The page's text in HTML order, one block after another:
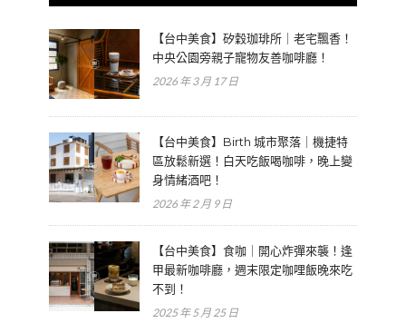
【台中美食】矽穀珈琲所｜老宅飄香！
中央公園旁親子寵物友善咖啡廳！
2026 年 3 月 17 日
【台中美食】Birth 城市聚落｜機捷特
區放鬆新選！白天吃飯喝咖啡，晚上變
身情緒酒吧！
2026 年 2 月 9 日
【台中美食】食咖｜開心炸彈來襲！逢
甲最新咖啡廳，週末限定咖哩飯晚來吃
不到！
2025 年 5 月 25 日